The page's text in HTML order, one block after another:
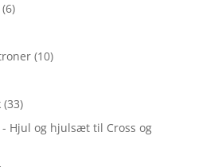
(6)
(10)
(33)
- Hjul og hjulsæt til Cross og